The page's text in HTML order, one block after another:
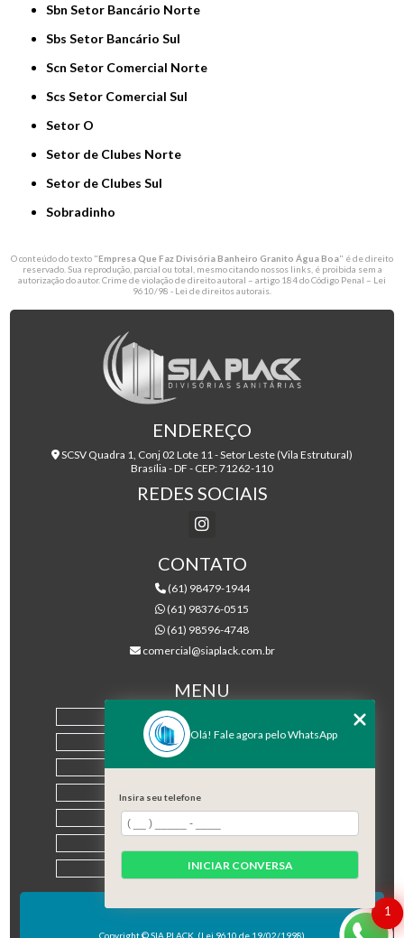
Sbn Setor Bancário Norte
Sbs Setor Bancário Sul
Scn Setor Comercial Norte
Scs Setor Comercial Sul
Setor O
Setor de Clubes Norte
Setor de Clubes Sul
Sobradinho
O conteúdo do texto "Empresa Que Faz Divisória Banheiro Granito Água Boa" é de direito
reservado. Sua reprodução, parcial ou total, mesmo citando nossos links, é proibida sem a
autorização do autor. Crime de violação de direito autoral – artigo 184 do Código Penal – Lei
9610/98 - Lei de direitos autorais
ENDEREÇO
SCSV Quadra 1, Conj 02 Lote 11 - Setor Leste (Vila Estrutural)
Brasília - DF - CEP: 71262-110
REDES SOCIAIS
CONTATO
(61) 98479-1944
(61) 98376-0515
(61) 98596-4748
comercial@siaplack.com.br
MENU
EMPRESA
PRODUTOS
MAPA DO SITE
Copyright © SIA PLACK. (Lei 9610 de 19/02/1998)
1
Olá! Fale agora pelo WhatsApp
Insira seu telefone
INICIAR CONVERSA